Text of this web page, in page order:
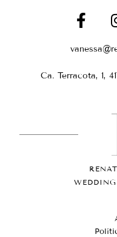
Ca. Terracota, 1,